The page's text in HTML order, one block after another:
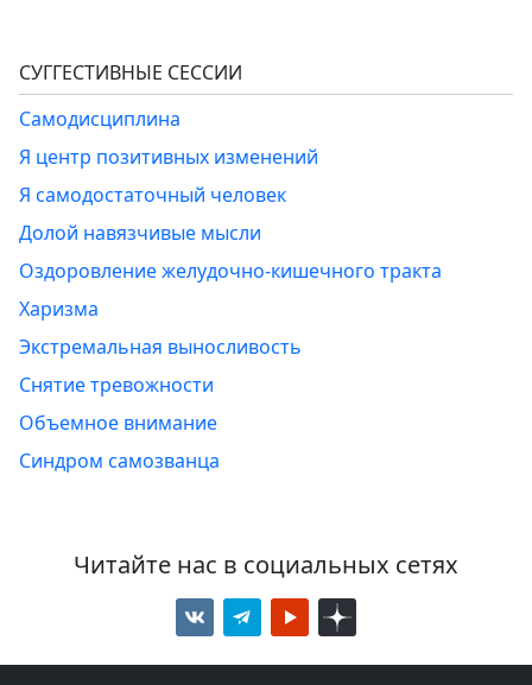
СУГГЕСТИВНЫЕ СЕССИИ
Самодисциплина
Я центр позитивных изменений
Я самодостаточный человек
Долой навязчивые мысли
Оздоровление желудочно-кишечного тракта
Харизма
Экстремальная выносливость
Снятие тревожности
Объемное внимание
Синдром самозванца
Читайте нас в социальных сетях